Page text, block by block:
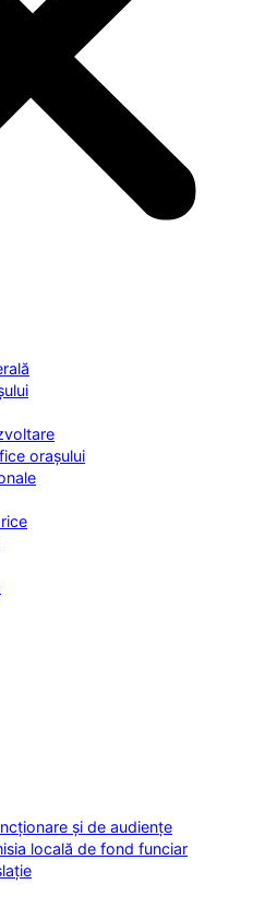
orașului
și de audiențe
locală de fond funciar